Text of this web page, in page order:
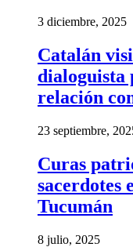
3 diciembre, 2025
Catalán
dialoguista
relación
23 septiembre,
Curas
sacerdotes
Tucumán
8 julio, 2025